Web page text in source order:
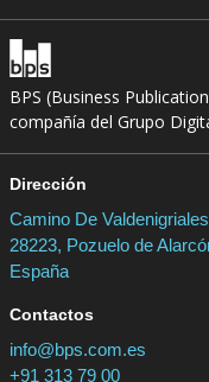
BPS (Business
compañía del Grupo
Dirección
Camino De
28223, Pozuelo de
España
Contactos
info@bps.com.es
+91 313 79 00